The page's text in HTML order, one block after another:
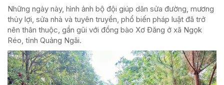
Những ngày này, hình ảnh bộ đội giúp dân sửa đường, mương
thủy lợi, sửa nhà và tuyên truyền, phổ biến pháp luật đã trở
nên thân thuộc, gần gũi với đồng bào Xơ Đăng ở xã Ngọk
Réo, tỉnh Quảng Ngãi.